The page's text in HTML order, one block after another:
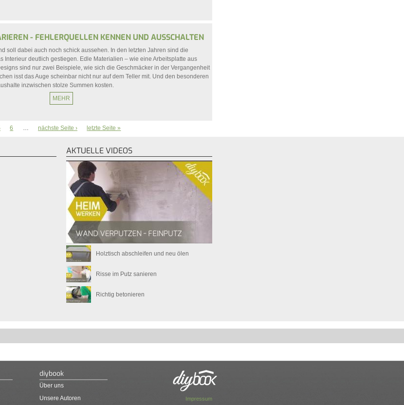
- FEHLERQUELLEN KENNEN UND AUSSCHALTEN
soll dabei auch noch schick aussehen. In den letzten Jahren sind die
Interieur deutlich gestiegen. Edle Materialien – wie eine Arbeitsplatte aus
sind nur zwei Beispiele, wie sich die Geschmäcker in der Vergangenheit
isst das Auge scheinbar nicht nur auf dem Teller mit. Und den besonderen
inzwischen stolze Summen kosten.
MEHR
6 nächste Seite › letzte Seite »
AKTUELLE VIDEOS
Holztisch abschleifen und neu ölen
Risse im Putz sanieren
Richtig betonieren
diybook
Über uns
Unsere Autoren
Impressum